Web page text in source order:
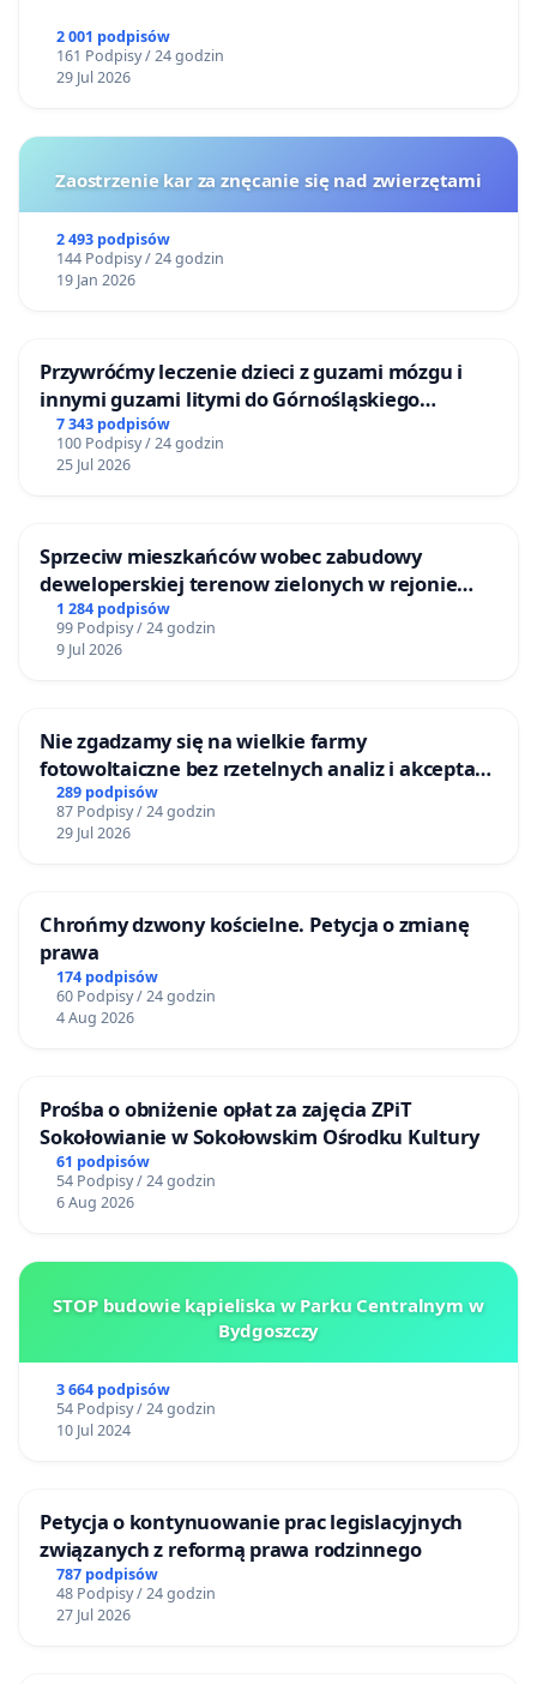
2 001 podpisów
161 Podpisy / 24 godzin
29 Jul 2026
Zaostrzenie kar za znęcanie się nad zwierzętami
2 493 podpisów
144 Podpisy / 24 godzin
19 Jan 2026
Przywróćmy leczenie dzieci z guzami mózgu i
innymi guzami litymi do Górnośląskiego
Centrum Zdrowia Dziecka w Katowicach
7 343 podpisów
100 Podpisy / 24 godzin
25 Jul 2026
Sprzeciw mieszkańców wobec zabudowy
deweloperskiej terenow zielonych w rejonie
Bulwarów Straceńskich w Bielsku-Białej
1 284 podpisów
99 Podpisy / 24 godzin
9 Jul 2026
Nie zgadzamy się na wielkie farmy
fotowoltaiczne bez rzetelnych analiz i akceptacji
mieszkańców
289 podpisów
87 Podpisy / 24 godzin
29 Jul 2026
Chrońmy dzwony kościelne. Petycja o zmianę
prawa
174 podpisów
60 Podpisy / 24 godzin
4 Aug 2026
Prośba o obniżenie opłat za zajęcia ZPiT
Sokołowianie w Sokołowskim Ośrodku Kultury
61 podpisów
54 Podpisy / 24 godzin
6 Aug 2026
STOP budowie kąpieliska w Parku Centralnym w
Bydgoszczy
3 664 podpisów
54 Podpisy / 24 godzin
10 Jul 2024
Petycja o kontynuowanie prac legislacyjnych
związanych z reformą prawa rodzinnego
787 podpisów
48 Podpisy / 24 godzin
27 Jul 2026